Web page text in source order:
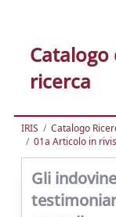
ricerca
IRIS Catalogo
01a Articolo in
Gli